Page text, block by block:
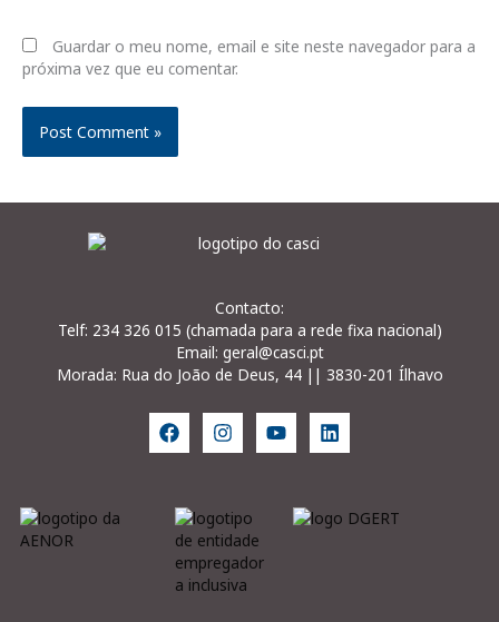
Guardar o meu nome, email e site neste navegador para a
próxima vez que eu comentar.
Contacto:
Telf: 234 326 015 (chamada para a rede fixa nacional)
Email: geral@casci.pt
Morada: Rua do João de Deus, 44 || 3830-201 Ílhavo